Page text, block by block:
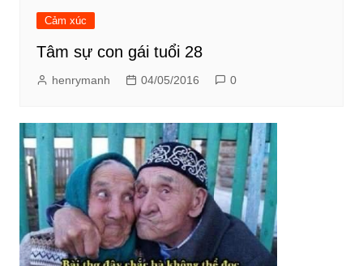
Cảm xúc
Tâm sự con gái tuổi 28
henrymanh 04/05/2016 0